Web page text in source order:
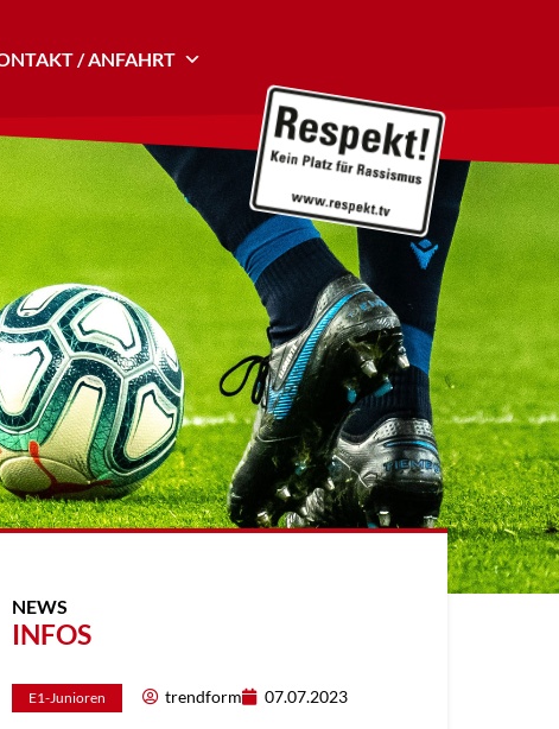
/ ANFAHRT
NEWS
INFOS
E1-Junioren trendform 07.07.2023